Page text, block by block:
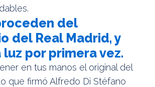
del
del Real Madrid, y
por primera vez.
en tus manos el original del
que firmó Alfredo Di Stéfano